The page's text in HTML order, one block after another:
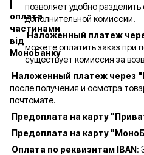
позволяет удобно
дополнительной комиссии.
Наложенный платеж
можете оплатить заказ при
существует комиссия за
Наложенный платеж через
после получения и осмотра
почтомате.
Предоплата на карту
Предоплата на карту
Оплата по реквизитам IBAN: